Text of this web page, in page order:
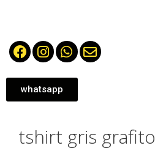
whatsapp
tshirt gris grafito